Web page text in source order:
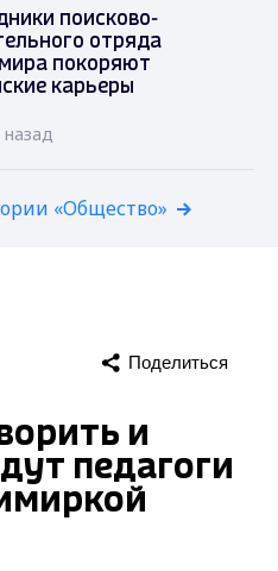
поисково-
отряда
покоряют
карьеры
«Общество»
Поделиться
и
педагоги